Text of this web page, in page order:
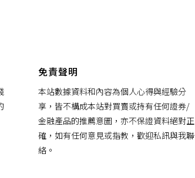
免責聲明
本站數據資料和內容為個人心得與經驗分
享，皆不構成本站對買賣或持有任何證券/
金融產品的推薦意圖，亦不保證資料絕對正
確，如有任何意見或指教，歡迎私訊與我聯
絡。